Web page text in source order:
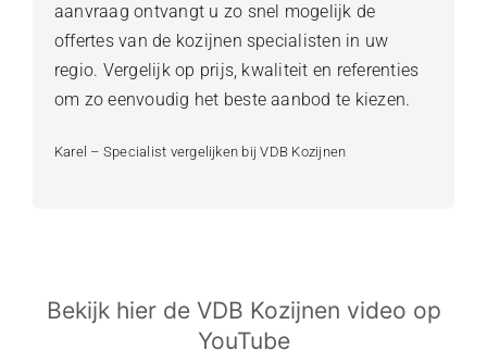
aanvraag ontvangt u zo snel mogelijk de
offertes van de kozijnen specialisten in uw
regio. Vergelijk op prijs, kwaliteit en referenties
om zo eenvoudig het beste aanbod te kiezen.
Karel – Specialist vergelijken bij VDB Kozijnen
Bekijk hier de VDB Kozijnen video op
YouTube